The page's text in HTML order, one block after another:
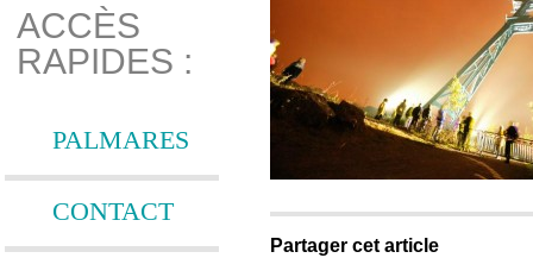
ACCÈS
RAPIDES :
PALMARES
CONTACT
Partager cet article